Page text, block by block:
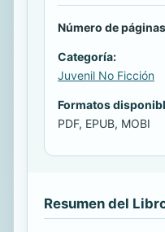
Número de páginas
Categoría:
Juvenil No Ficción
Formatos
PDF, EPUB, MOBI
Resumen del